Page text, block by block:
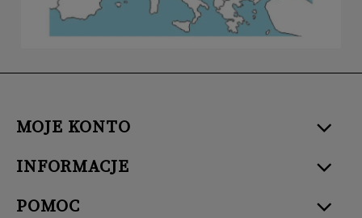
MOJE KONTO
INFORMACJE
POMOC